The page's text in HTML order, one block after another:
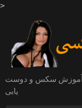
>
content
و آموزش سکس و دوست
یابی